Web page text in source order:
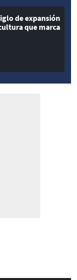
de expansión
que marca